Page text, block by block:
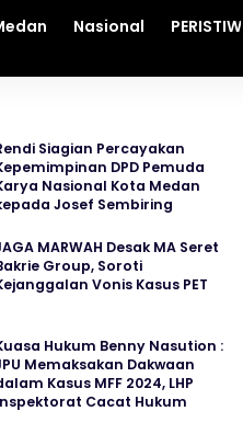
Nasional PERISTIWA
Siagian Percayakan
DPD Pemuda
Nasional Kota Medan
Josef Sembiring
MARWAH Desak MA Seret
Group, Soroti
Vonis Kasus PET
Hukum Benny Nasution :
Memaksakan Dakwaan
Kasus MFF 2024, LHP
Cacat Hukum